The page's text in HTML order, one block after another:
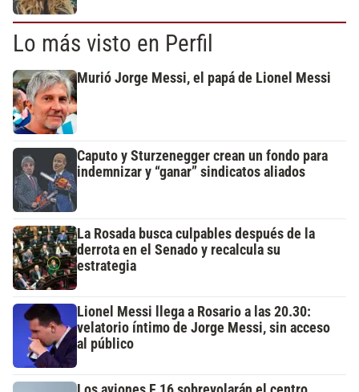
Lo más visto en Perfil
Murió Jorge Messi, el papá de Lionel Messi
Caputo y Sturzenegger crean un fondo para
indemnizar y “ganar” sindicatos aliados
La Rosada busca culpables después de la
derrota en el Senado y recalcula su
estrategia
Lionel Messi llega a Rosario a las 20.30:
velatorio íntimo de Jorge Messi, sin acceso
al público